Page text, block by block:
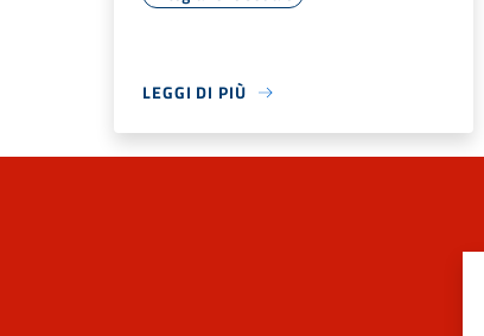
LEGGI DI PIÙ